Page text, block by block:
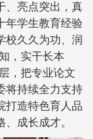
、亮点突出，真
年学生教育经验
校久久为功、润
，实干长本
，把专业论文
将持续全力支持
打造特色育人品
成长成才。